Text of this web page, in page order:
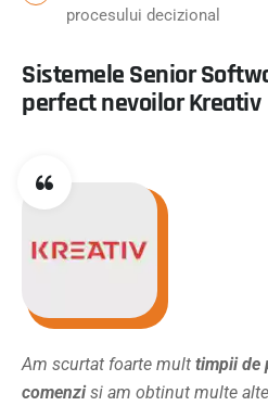
procesului decizional
Sistemele Senior
perfect nevoilor Kreativ
Am scurtat foarte mult timpii de
comenzisi am obtinut multe